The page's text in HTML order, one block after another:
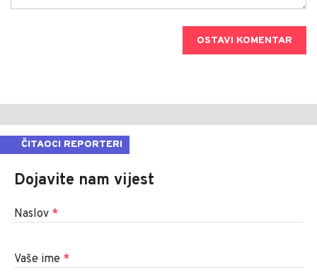
OSTAVI KOMENTAR
ČITAOCI REPORTERI
Dojavite nam vijest
Naslov *
Vaše ime *